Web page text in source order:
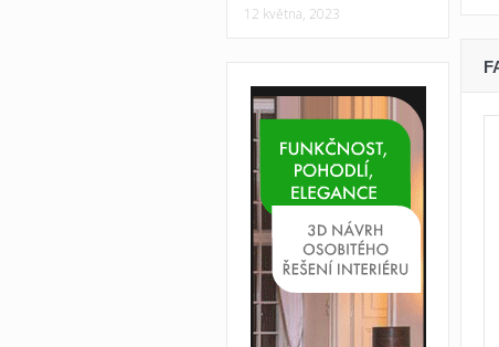
12 května, 2023